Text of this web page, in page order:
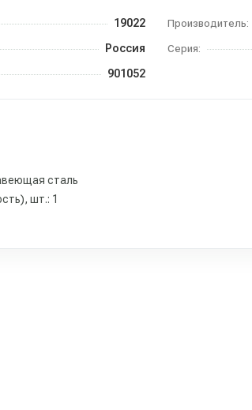
19022 Производитель:
Россия Серия:
901052
сталь
шт.: 1